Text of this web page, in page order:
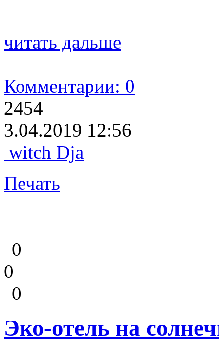
читать дальше
Комментарии: 0
2454
3.04.2019 12:56
witch Dja
Печать
0
0
0
Эко-отель на